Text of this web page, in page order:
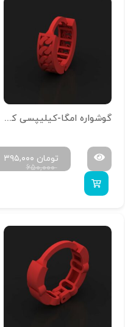
گوشواره امگا-کیلیپسی کد g-n-25
۶۵۰,۰۰۰
۳۹۵,۰۰۰ تومان